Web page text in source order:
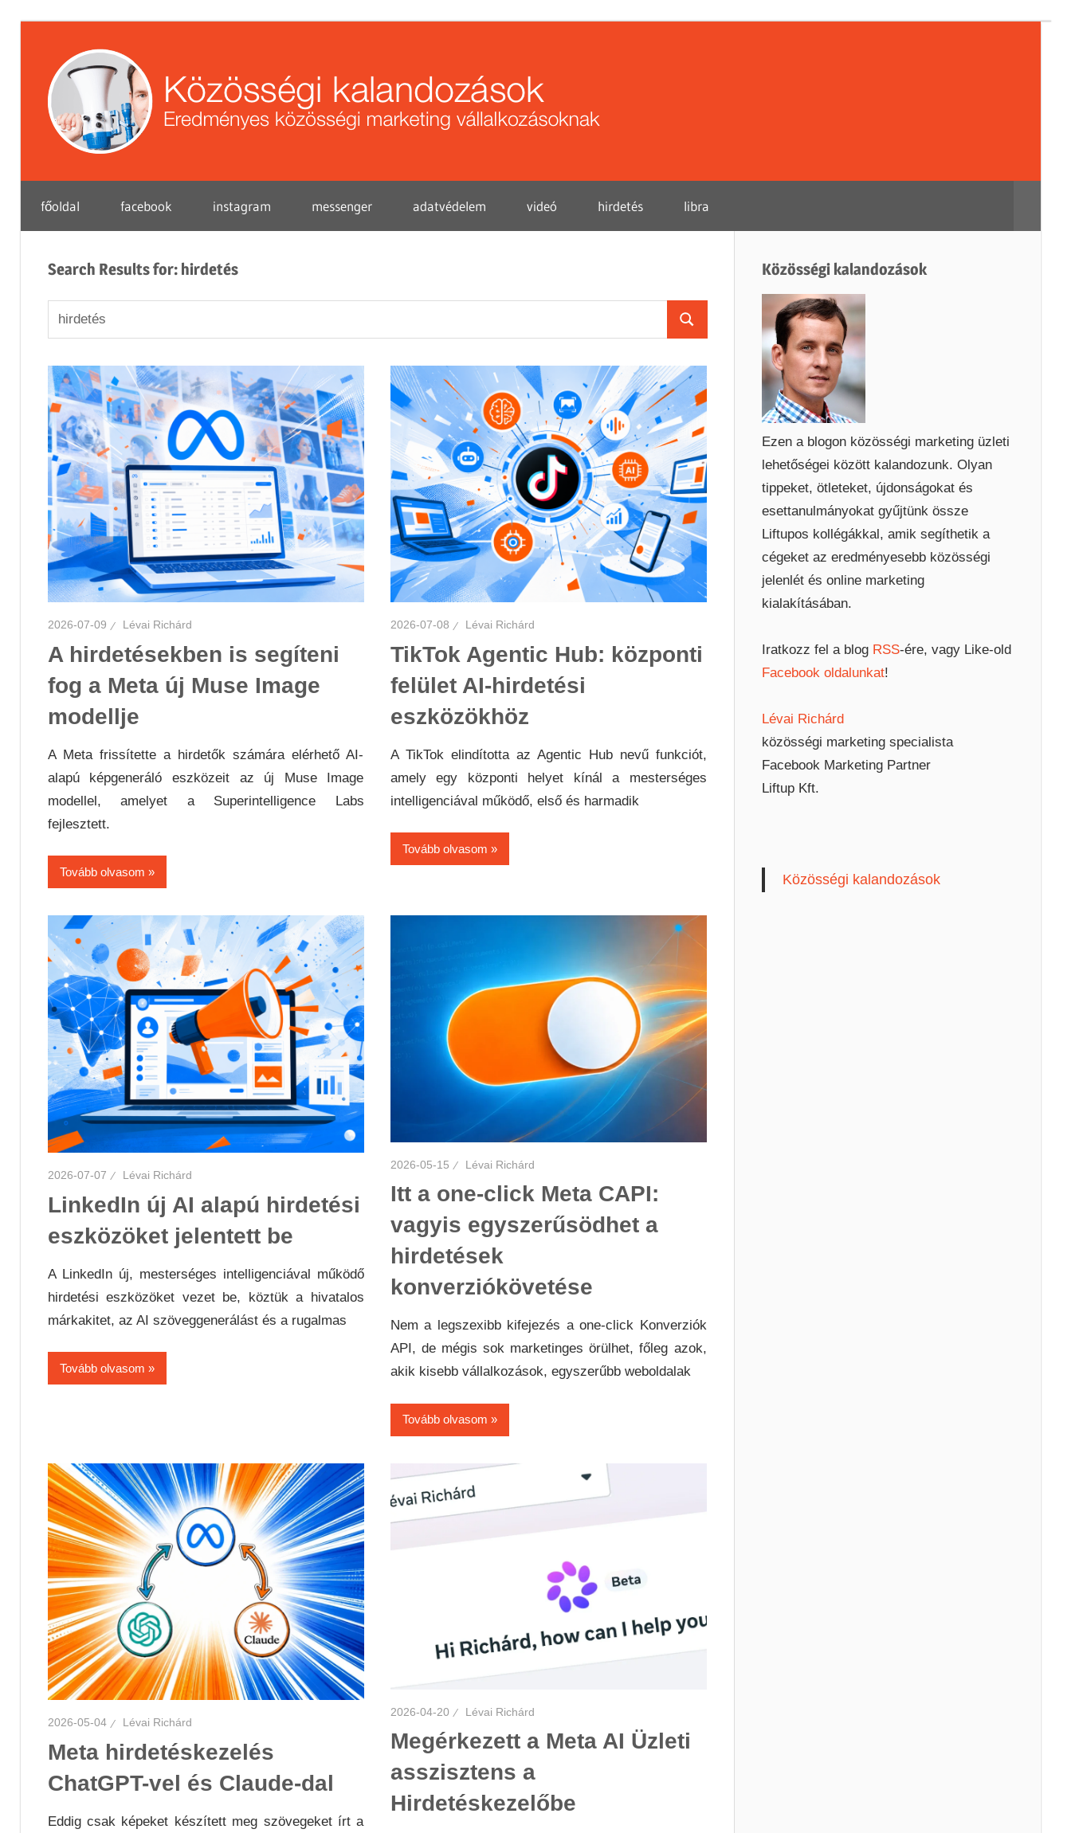
content
közösségi
marketing
vállalkozások
főoldal facebook instagram messenger adatvédelem videó hirdetés libra
Search Results for: hirdetés
Search
for:
Search
2026-07-09 Lévai Richárd
A hirdetésekben is segíteni
fog a Meta új Muse Image
modellje
A Meta frissítette a hirdetők számára elérhető AI-
alapú képgeneráló eszközeit az új Muse Image
modellel, amelyet a Superintelligence Labs
fejlesztett.
Tovább olvasom
2026-07-08 Lévai Richárd
TikTok Agentic Hub: központi
felület AI-hirdetési
eszközökhöz
A TikTok elindította az Agentic Hub nevű funkciót,
amely egy központi helyet kínál a mesterséges
intelligenciával működő, első és harmadik
Tovább olvasom
2026-07-07 Lévai Richárd
LinkedIn új AI alapú hirdetési
eszközöket jelentett be
A LinkedIn új, mesterséges intelligenciával működő
hirdetési eszközöket vezet be, köztük a hivatalos
márkakitet, az AI szöveggenerálást és a rugalmas
Tovább olvasom
2026-05-15 Lévai Richárd
Itt a one-click Meta CAPI:
vagyis egyszerűsödhet a
hirdetések
konverziókövetése
Nem a legszexibb kifejezés a one-click Konverziók
API, de mégis sok marketinges örülhet, főleg azok,
akik kisebb vállalkozások, egyszerűbb weboldalak
Tovább olvasom
2026-05-04 Lévai Richárd
Meta hirdetéskezelés
ChatGPT-vel és Claude-dal
Eddig csak képeket készített meg szövegeket írt a
2026-04-20 Lévai Richárd
Megérkezett a Meta AI Üzleti
asszisztens a
Hirdetéskezelőbe
Közösségi kalandozások
Ezen a blogon közösségi marketing üzleti
lehetőségei között kalandozunk. Olyan
tippeket, ötleteket, újdonságokat és
esettanulmányokat gyűjtünk össze
Liftupos kollégákkal, amik segíthetik a
cégeket az eredményesebb közösségi
jelenlét és online marketing
kialakításában.
Iratkozz fel a blog RSS-ére, vagy Like-old
Facebook oldalunkat!
Lévai Richárd
közösségi marketing specialista
Facebook Marketing Partner
Liftup Kft.
Közösségi kalandozások